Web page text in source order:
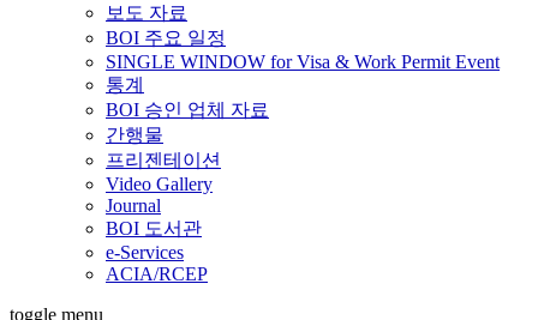
보도 자료
BOI 주요 일정
SINGLE WINDOW for Visa & Work Permit Event
통계
BOI 승인 업체 자료
간행물
프리젠테이션
Video Gallery
Journal
BOI 도서관
e-Services
ACIA/RCEP
toggle menu